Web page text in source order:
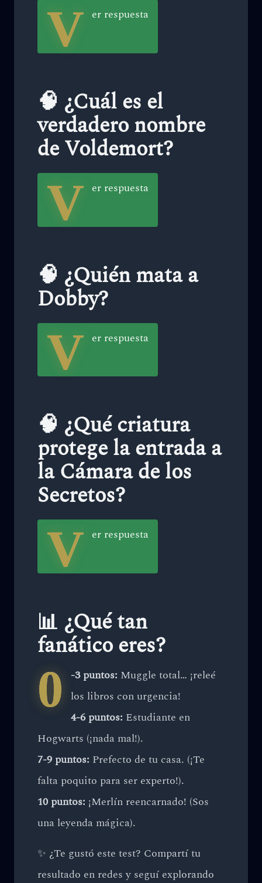
V er respuesta
🧠 ¿Cuál es el
verdadero nombre
de Voldemort?
V er respuesta
🧠 ¿Quién mata a
Dobby?
V er respuesta
🧠 ¿Qué criatura
protege la entrada a
la Cámara de los
Secretos?
V er respuesta
📊 ¿Qué tan
fanático eres?
0 -3 puntos: Muggle total… ¡releé
los libros con urgencia!
4-6 puntos: Estudiante en
Hogwarts (¡nada mal!).
7-9 puntos: Prefecto de tu casa. (¡Te
falta poquito para ser experto!).
10 puntos: ¡Merlín reencarnado! (Sos
una leyenda mágica).
✨ ¿Te gustó este test? Compartí tu
resultado en redes y seguí explorando